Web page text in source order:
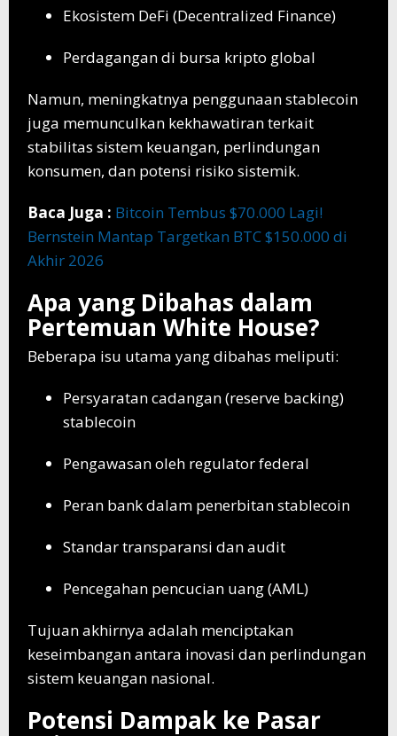
Ekosistem DeFi (Decentralized Finance)
Perdagangan di bursa kripto global
Namun, meningkatnya penggunaan stablecoin
juga memunculkan kekhawatiran terkait
stabilitas sistem keuangan, perlindungan
konsumen, dan potensi risiko sistemik.
Baca Juga : Bitcoin Tembus $70.000 Lagi!
Bernstein Mantap Targetkan BTC $150.000 di
Akhir 2026
Apa yang Dibahas dalam
Pertemuan White House?
Beberapa isu utama yang dibahas meliputi:
Persyaratan cadangan (reserve backing)
stablecoin
Pengawasan oleh regulator federal
Peran bank dalam penerbitan stablecoin
Standar transparansi dan audit
Pencegahan pencucian uang (AML)
Tujuan akhirnya adalah menciptakan
keseimbangan antara inovasi dan perlindungan
sistem keuangan nasional.
Potensi Dampak ke Pasar